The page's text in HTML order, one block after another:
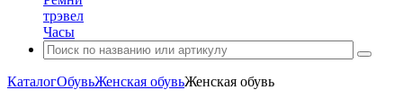
трэвел
Часы
КаталогОбувьЖенская обувьЖенская обувь